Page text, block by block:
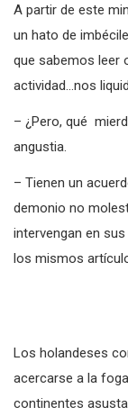
A partir de este
un hato de
que sabemos leer
actividad…nos
– ¿Pero, qué
angustia.
– Tienen un
demonio no
intervengan en
los mismos
Los holandeses
acercarse a la
continentes